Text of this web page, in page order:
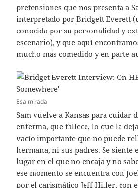
pretensiones que nos presenta a
interpretado porBridgett Everett
conocida por su personalidad y
escenario), y que aquí
mucho más comedido y en parte
Esa mirada
Sam vuelve a Kansas para cuidar
enferma, que fallece, lo que la
vacío importante que no puede
hermana, ni sus padres. Se siente
lugar en el que no encaja y no
ese momento se encuentra con
por el carismático Jeff Hiller, con